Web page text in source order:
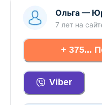
Ольга —
7 лет на
+ 375...
Viber